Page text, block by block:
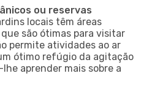
ou reservas
locais têm áreas
são ótimas para visitar
permite atividades ao ar
ótimo refúgio da agitação
aprender mais sobre a